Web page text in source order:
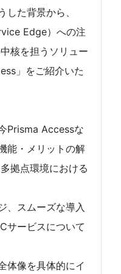
した背景から、
Edge）への注
核を担うソリュー
」をご紹介いた
Prisma Accessな
能・メリットの解
拠点環境における
、スムーズな導入
サービスについて
体像を具体的にイ